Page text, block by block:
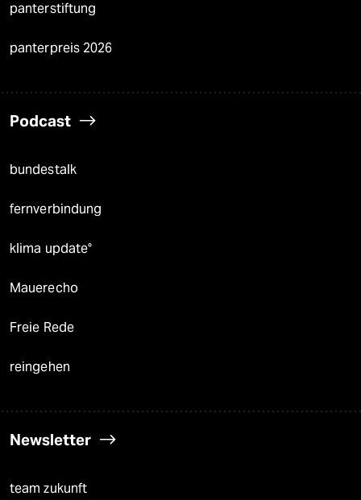
panterstiftung
panterpreis 2026
Podcast
bundestalk
fernverbindung
klima update°
Mauerecho
Freie Rede
reingehen
Newsletter
team zukunft